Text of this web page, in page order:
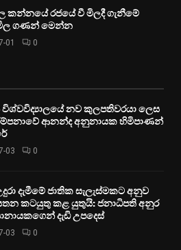
කන්නයේ රජයේ වී මිලදී ගැනීමේ
ගණන් මෙන්න
01 0
නව කුලපතිවරයා ලෙස
ආනන්ද අනුනායක හිමිපාණන්
03 0
දැමීමේ ජාතික සැලැස්මකට අනුව
කටයුතු කළ යුතුයි: ජනාධිපති අනුර
දැඩි උපදෙස්
03 0